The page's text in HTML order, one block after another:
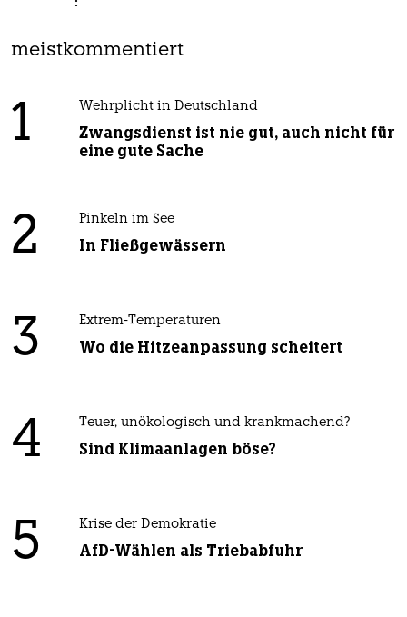
meistkommentiert
1 Wehrplicht in Deutschland
Zwangsdienst ist nie gut, auch nicht für
eine gute Sache
2 Pinkeln im See
In Fließgewässern
3 Extrem-Temperaturen
Wo die Hitzeanpassung scheitert
4 Teuer, unökologisch und krankmachend?
Sind Klimaanlagen böse?
5 Krise der Demokratie
AfD-Wählen als Triebabfuhr